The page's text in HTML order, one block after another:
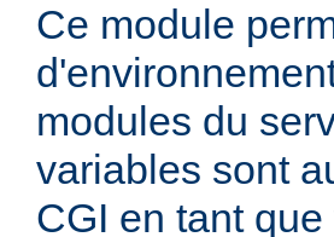
Ce module
modules du
variables sont
CGI en tant